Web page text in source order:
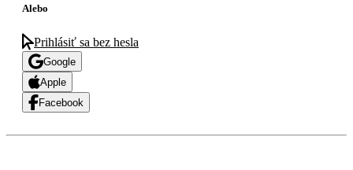
Alebo
Prihlásiť sa bez hesla
Google
Apple
Facebook